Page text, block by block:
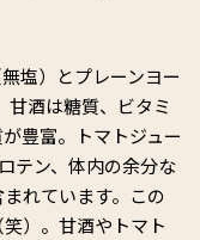
塩）とプレーンヨー
甘酒は糖質、ビタミ
豊富。トマトジュー
テン、体内の余分な
れています。この
）。甘酒やトマト